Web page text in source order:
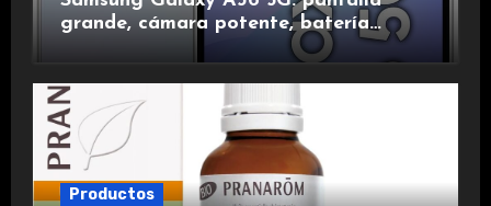
grande, cámara potente, batería
duradera y carga rápida para una
experiencia premium.
Productos